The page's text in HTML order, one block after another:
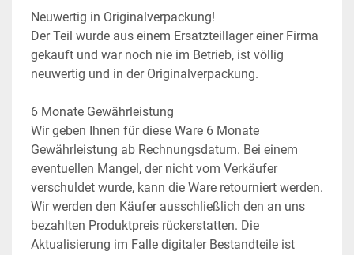
Neuwertig in Originalverpackung!
Der Teil wurde aus einem Ersatzteillager einer Firma
gekauft und war noch nie im Betrieb, ist völlig
neuwertig und in der Originalverpackung.
6 Monate Gewährleistung
Wir geben Ihnen für diese Ware 6 Monate
Gewährleistung ab Rechnungsdatum. Bei einem
eventuellen Mangel, der nicht vom Verkäufer
verschuldet wurde, kann die Ware retourniert werden.
Wir werden den Käufer ausschließlich den an uns
bezahlten Produktpreis rückerstatten. Die
Aktualisierung im Falle digitaler Bestandteile ist